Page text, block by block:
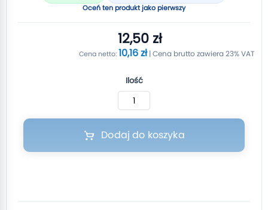
Oceń ten produkt jako pierwszy
12,50 zł
10,16 zł
Ilość
Dodaj do koszyka